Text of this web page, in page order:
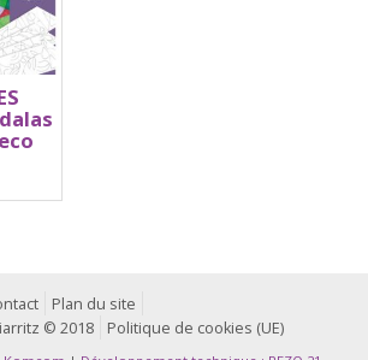
Plan du site
© 2018
Politique de cookies (UE)